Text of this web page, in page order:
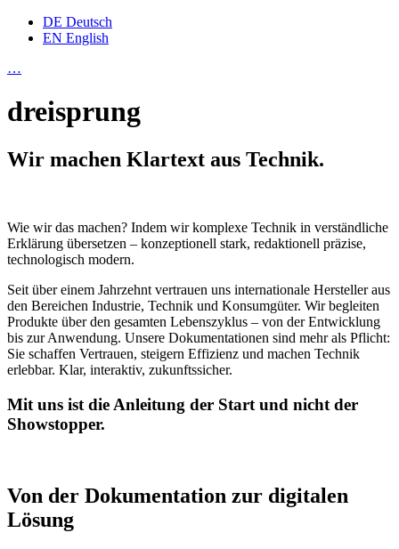
DE Deutsch
EN English
…
dreisprung
Wir machen Klartext aus Technik.
Wie wir das machen? Indem wir komplexe Technik in verständliche
Erklärung übersetzen – konzeptionell stark, redaktionell präzise,
technologisch modern.
Seit über einem Jahrzehnt vertrauen uns internationale Hersteller aus
den Bereichen Industrie, Technik und Konsumgüter. Wir begleiten
Produkte über den gesamten Lebenszyklus – von der Entwicklung
bis zur Anwendung. Unsere Dokumentationen sind mehr als Pflicht:
Sie schaffen Vertrauen, steigern Effizienz und machen Technik
erlebbar. Klar, interaktiv, zukunftssicher.
Mit uns ist die Anleitung der Start und nicht der
Showstopper.
Von der Dokumentation zur digitalen
Lösung